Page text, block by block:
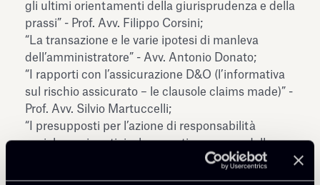
gli ultimi orientamenti della giurisprudenza e della
prassi” - Prof. Avv. Filippo Corsini;
“La transazione e le varie ipotesi di manleva
dell’amministratore” - Avv. Antonio Donato;
“I rapporti con l’assicurazione D&O (l’informativa
sul rischio assicurato – le clausole claims made)” -
Prof. Avv. Silvio Martuccelli;
“I presupposti per l’azione di responsabilità
sociale: casi pratici e le recenti pronunce della
giurisprudenza, anche con riguardo a sindaci e
direttori generali” - Avv. Andrea Bernava e Avv.